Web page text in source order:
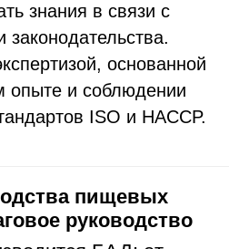
знания в связи с
основанной
опыте и соблюдении
ISO и HACCP.
пищевых
руководство